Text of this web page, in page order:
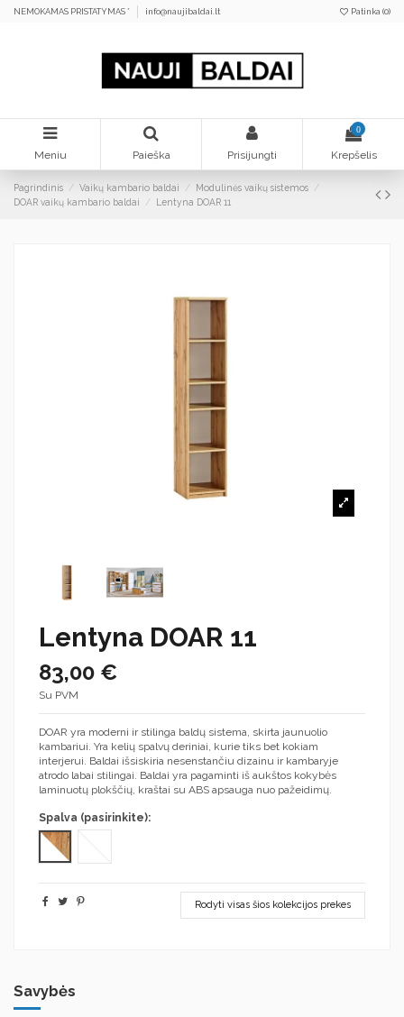
NEMOKAMAS PRISTATYMAS * info@naujibaldai.lt Patinka (0)
Meniu Paieška Prisijungti
0
Krepšelis
Pagrindinis Vaikų kambario baldai
Modulinės vaikų sistemos
DOAR vaikų kambario baldai
Lentyna DOAR 11
Lentyna DOAR 11
83,00 €
Su PVM
DOAR yra moderni ir stilinga baldų sistema, skirta jaunuolio
kambariui. Yra kelių spalvų deriniai, kurie tiks bet kokiam
interjerui. Baldai išsiskiria nesenstančiu dizainu ir kambaryje
atrodo labai stilingai. Baldai yra pagaminti iš aukštos kokybės
laminuotų plokščių, kraštai su ABS apsauga nuo pažeidimų.
Spalva (pasirinkite):
Woton ąžuolas/Balta
Rodyti visas šios kolekcijos prekes
Savybės